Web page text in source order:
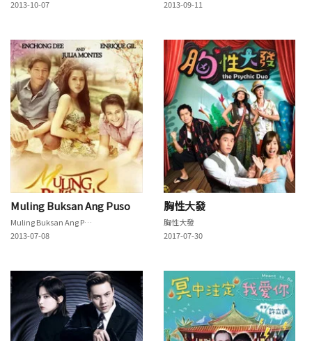
2013-10-07 2013-09-11
Muling Buksan Ang Puso
Muling Buksan Ang Puso
2013-07-08
胸性大發
胸性大發
2017-07-30